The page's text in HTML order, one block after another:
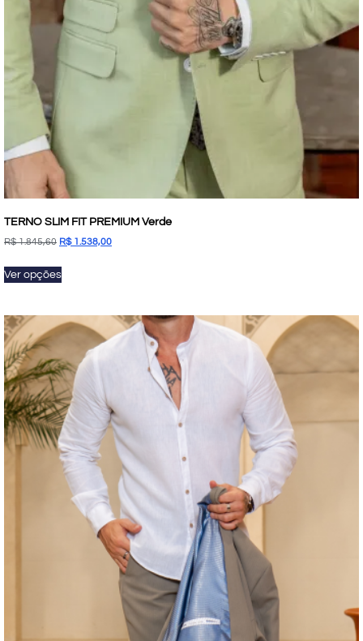
TERNO SLIM FIT PREMIUM Verde
R$1.845,60 R$1.538,00
Ver opções